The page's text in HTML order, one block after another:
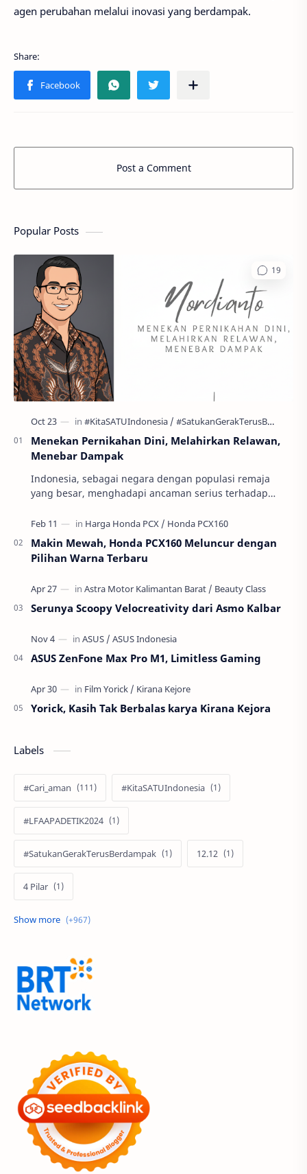
agen perubahan melalui inovasi yang berdampak.
Post a Comment
Popular Posts
Menekan Pernikahan Dini, Melahirkan Relawan,
Menebar Dampak
Indonesia, sebagai negara dengan populasi remaja
yang besar, menghadapi ancaman serius terhadap
per…
Makin Mewah, Honda PCX160 Meluncur dengan
Pilihan Warna Terbaru
Serunya Scoopy Velocreativity dari Asmo Kalbar
ASUS ZenFone Max Pro M1, Limitless Gaming
Yorick, Kasih Tak Berbalas karya Kirana Kejora
Labels
#Cari_aman #KitaSATUIndonesia
#LFAAPADETIK2024
#SatukanGerakTerusBerdampak 12.12
4 Pilar
60 Tahun
Acer Edu Tech 2024
Adira Finance
Adventorial Aedes Aegypti
AHASS Pontianak AHASS Siaga
AHDC 2026 AHM